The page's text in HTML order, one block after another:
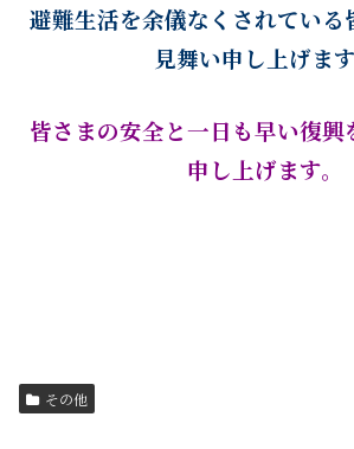
避難生活を余儀なくされている
見舞い申し上げます
皆さまの安全と一日も早い復興
申し上げます。
その他